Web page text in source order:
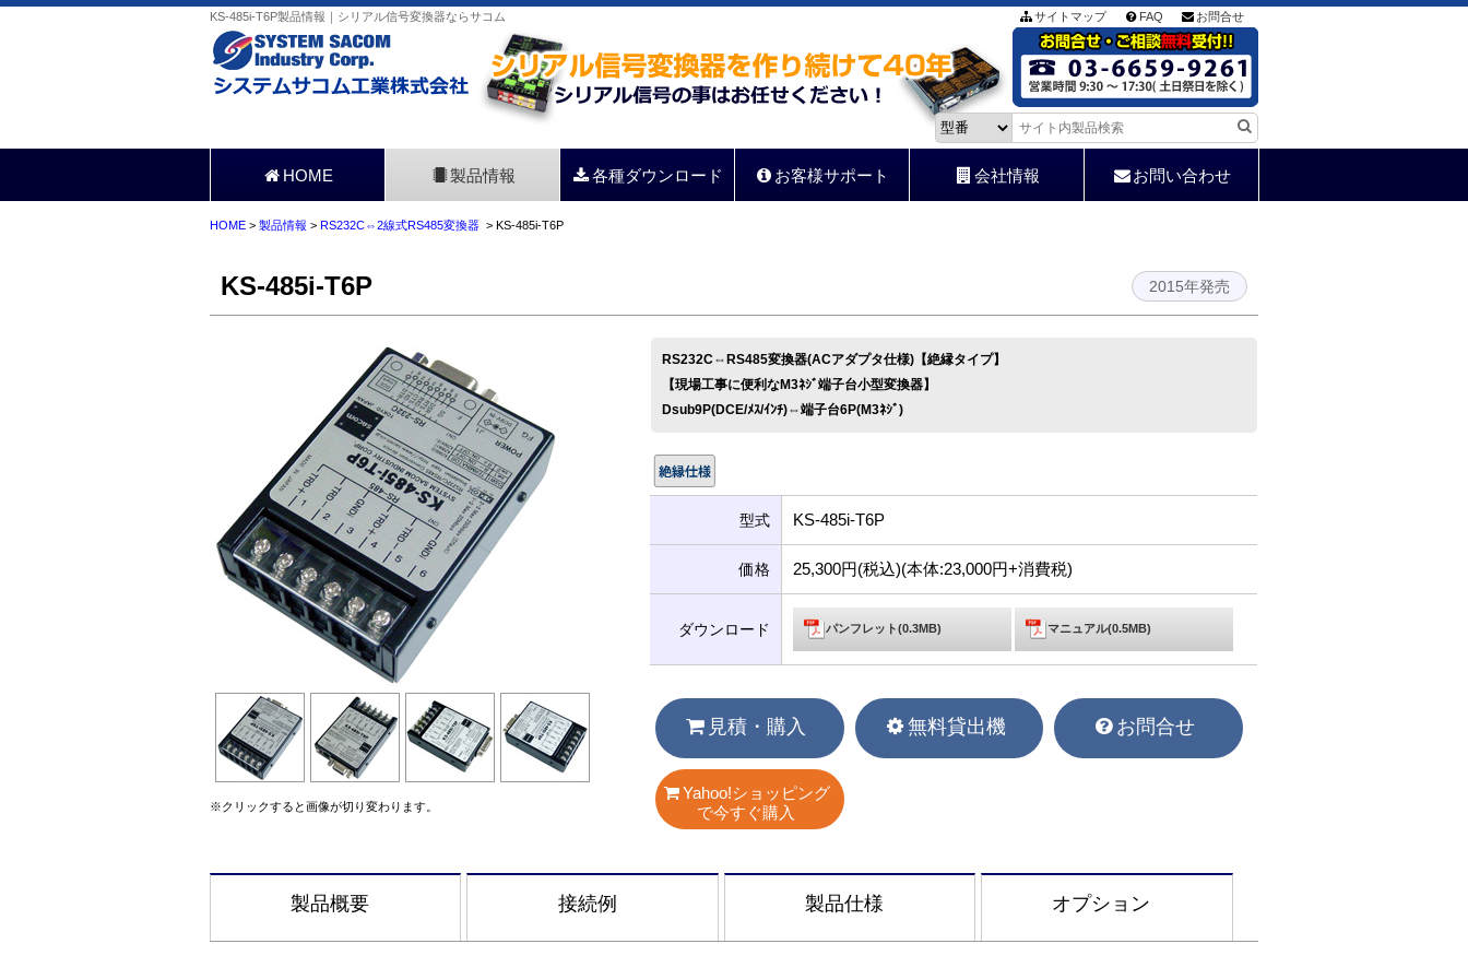
KS-485i-T6P製品情報｜シリアル信号変換器ならサコム サイトマップ FAQ お問合せ
HOME 製品情報 各種ダウンロード お客様サポート 会社情報 お問い合わせ
HOME > 製品情報 > RS232C⇔2線式RS485変換器 > KS-485i-T6P
KS-485i-T6P 2015年発売
※クリックすると画像が切り変わります。
RS232C⇔RS485変換器(ACアダプタ仕様)【絶縁タイプ】
【現場工事に便利なM3ﾈｼﾞ端子台小型変換器】
Dsub9P(DCE/ﾒｽ/ｲﾝﾁ)⇔端子台6P(M3ﾈｼﾞ)
型式 KS-485i-T6P
価格 25,300円(税込)(本体:23,000円+消費税)
ダウンロード パンフレット(0.3MB) マニュアル(0.5MB)
見積・購入 無料貸出機 お問合せ
Yahoo!ショッピング
で今すぐ購入
製品概要 接続例 製品仕様 オプション